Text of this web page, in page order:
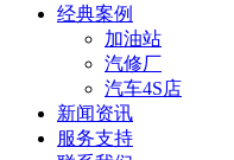
经典案例
加油站
汽修厂
汽车4S店
新闻资讯
服务支持